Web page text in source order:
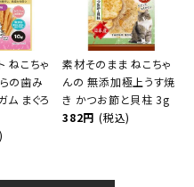
ねこちゃ
の歯み
ム まぐろ
素材そのまま ねこちゃ
んの 無添加極上うす焼
き かつお節と貝柱 3g
382円 (税込)